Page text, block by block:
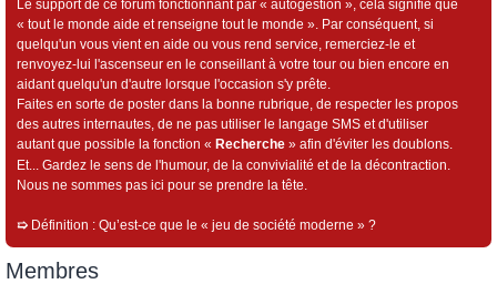
Le support de ce forum fonctionnant par « autogestion », cela signifie que
« tout le monde aide et renseigne tout le monde ». Par conséquent, si
quelqu'un vous vient en aide ou vous rend service, remerciez-le et
renvoyez-lui l'ascenseur en le conseillant à votre tour ou bien encore en
aidant quelqu'un d'autre lorsque l'occasion s'y prête.
Faites en sorte de poster dans la bonne rubrique, de respecter les propos
des autres internautes, de ne pas utiliser le langage SMS et d'utiliser
autant que possible la fonction « Recherche » afin d'éviter les doublons.
Et... Gardez le sens de l'humour, de la convivialité et de la décontraction.
Nous ne sommes pas ici pour se prendre la tête.
➯ Définition : Qu’est-ce que le « jeu de société moderne » ?
Membres